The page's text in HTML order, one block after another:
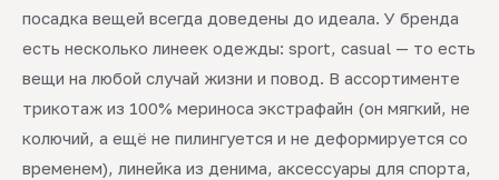
посадка вещей всегда доведены до идеала. У бренда
есть несколько линеек одежды: sport, casual — то есть
вещи на любой случай жизни и повод. В ассортименте
трикотаж из 100% мериноса экстрафайн (он мягкий, не
колючий, а ещё не пилингуется и не деформируется со
временем), линейка из денима, аксессуары для спорта,